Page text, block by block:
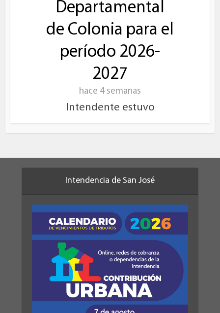
Departamental
de Colonia para el
período 2026-
2027
hace 4 semanas
Intendente estuvo
Intendencia de San José